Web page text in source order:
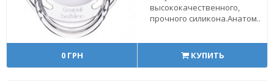
высококачественного,
прочного силикона.Анатом..
0 ГРН КУПИТЬ